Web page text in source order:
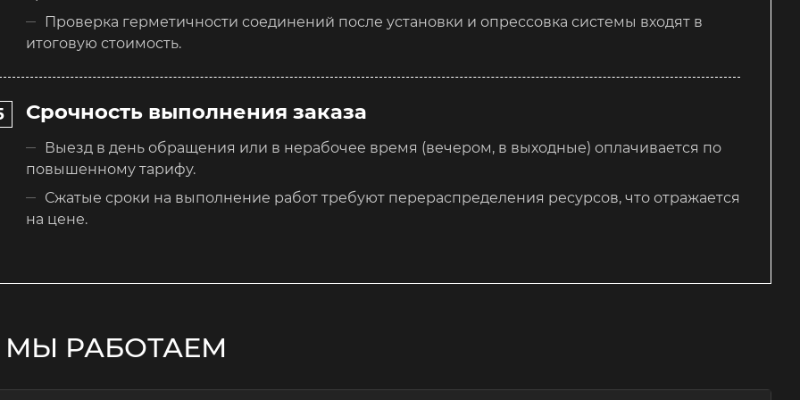
Проверка герметичности соединений после установки и опрессовка системы входят в
итоговую стоимость.
Срочность выполнения заказа
Выезд в день обращения или в нерабочее время (вечером, в выходные) оплачивается по
повышенному тарифу.
Сжатые сроки на выполнение работ требуют перераспределения ресурсов, что отражается
на цене.
МЫ РАБОТАЕМ